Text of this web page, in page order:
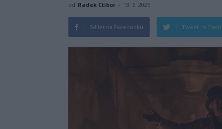
od Radek Ctibor - 13. 6. 2025
Sdílet na Facebooku Tweet na